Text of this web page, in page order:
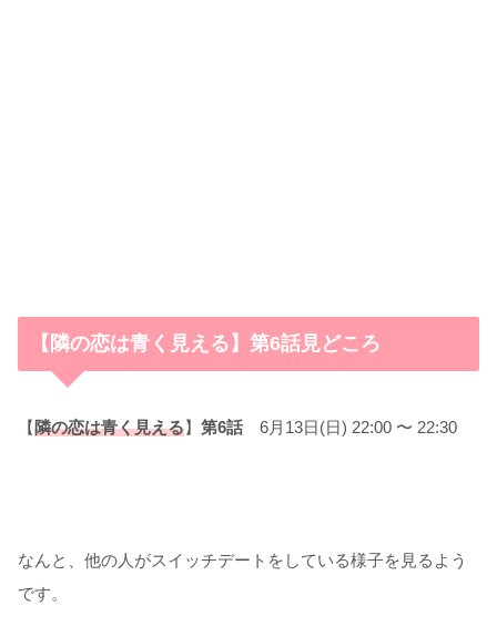
【隣の恋は青く見える】第6話見どころ
【隣の恋は青く見える】 第6話6月13日(日) 22:00 〜 22:30
なんと、他の人がスイッチデートをしている様子を見るよう
です。